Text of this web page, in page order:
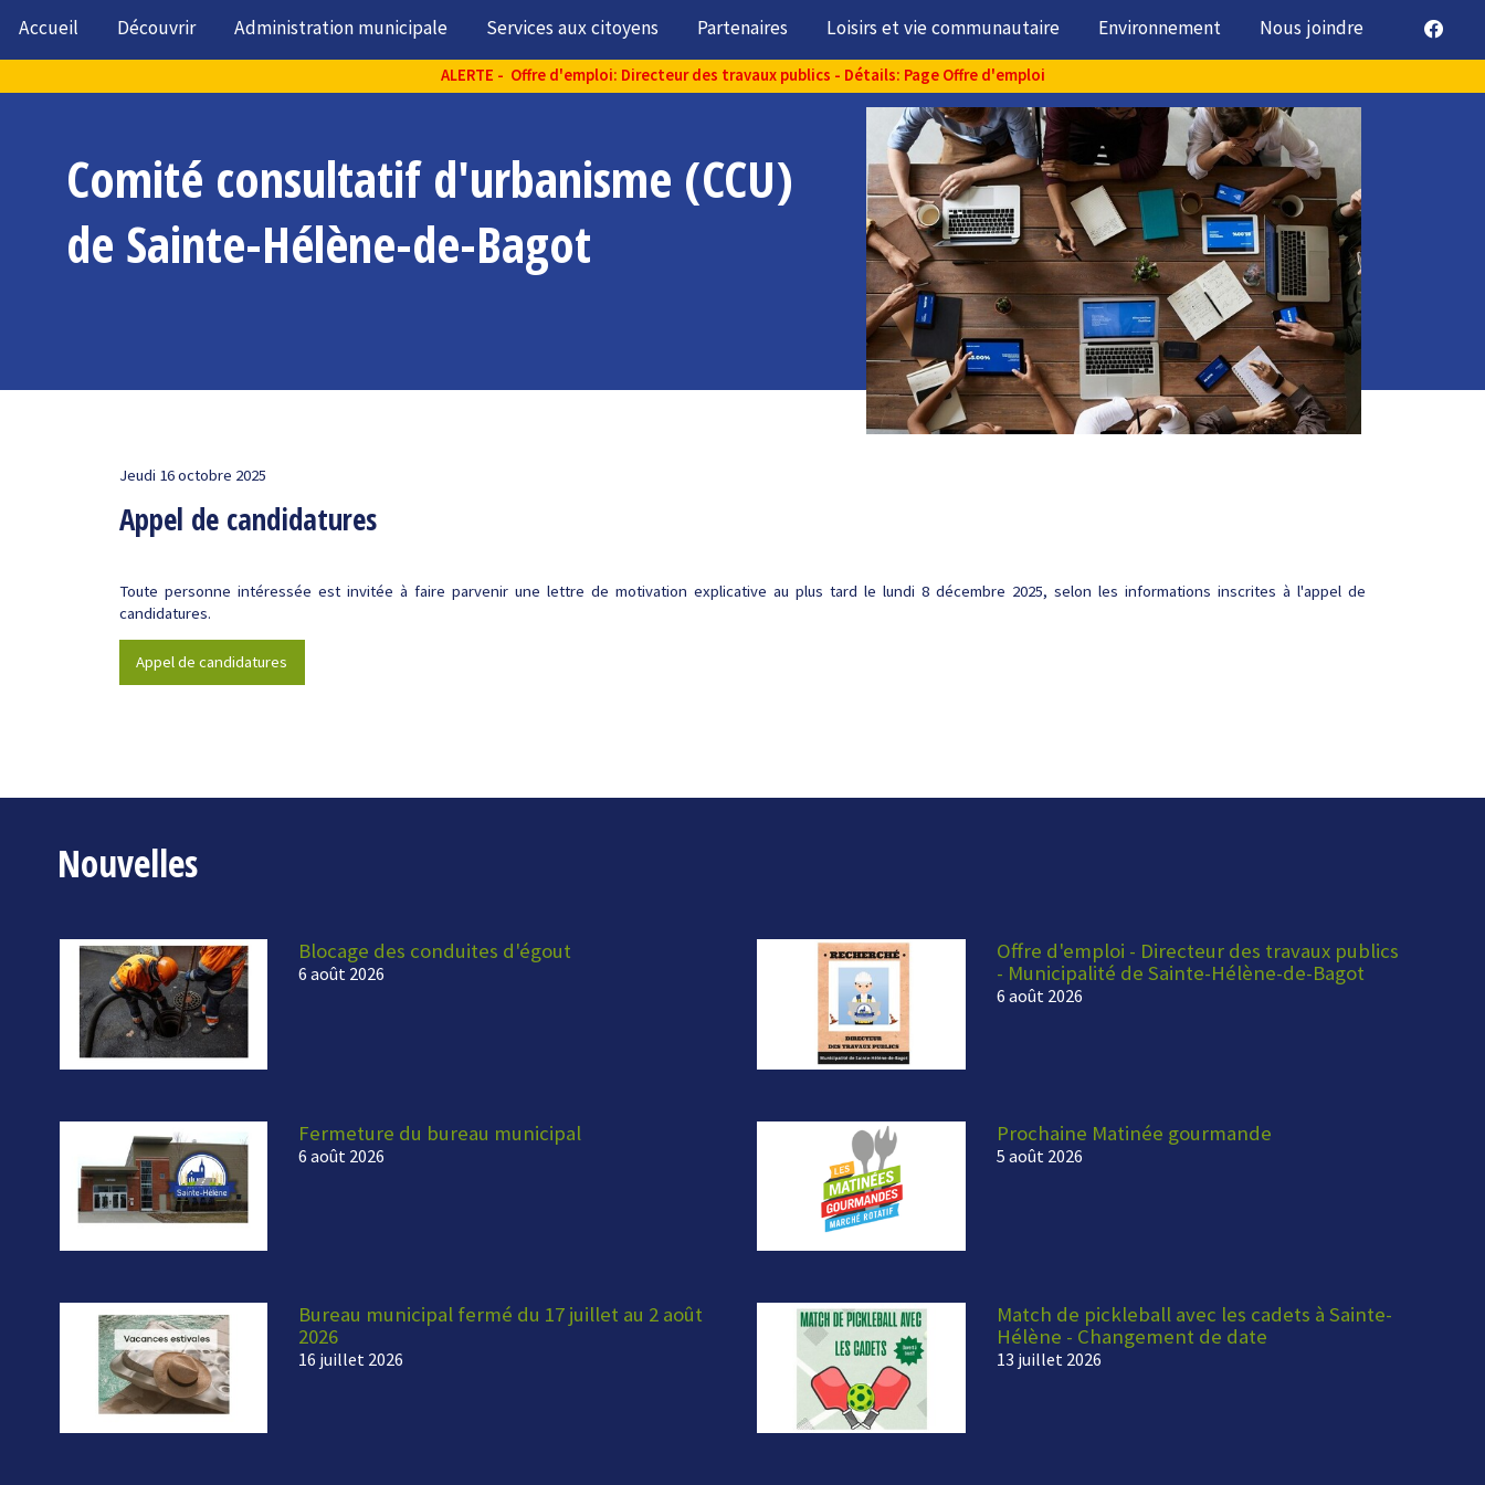
Accueil Découvrir Administration municipale Services aux citoyens Partenaires Loisirs et vie communautaire Environnement Nous joindre
ALERTE - Offre d'emploi: Directeur des travaux publics - Détails: Page Offre d'emploi
Comité consultatif d'urbanisme (CCU)
de Sainte-Hélène-de-Bagot
Jeudi 16 octobre 2025
Appel de candidatures
Toute personne intéressée est invitée à faire parvenir une lettre de motivation explicative au plus tard le lundi 8 décembre 2025, selon les informations inscrites à l'appel de
candidatures.
Appel de candidatures
Nouvelles
Blocage des conduites d'égout
6 août 2026
Offre d'emploi - Directeur des travaux publics
- Municipalité de Sainte-Hélène-de-Bagot
6 août 2026
Fermeture du bureau municipal
6 août 2026
Prochaine Matinée gourmande
5 août 2026
Bureau municipal fermé du 17 juillet au 2 août
2026
16 juillet 2026
Match de pickleball avec les cadets à Sainte-
Hélène - Changement de date
13 juillet 2026